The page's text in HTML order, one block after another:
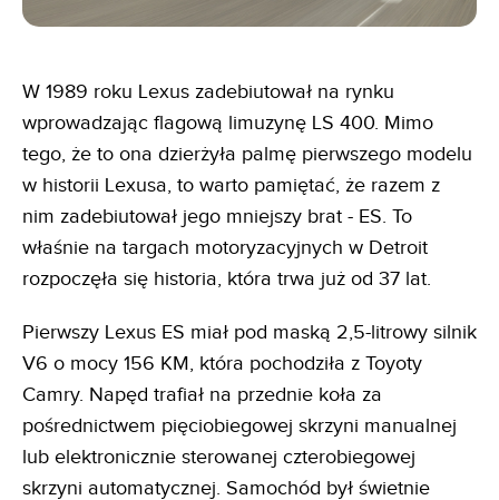
W 1989 roku Lexus zadebiutował na rynku
wprowadzając flagową limuzynę LS 400. Mimo
tego, że to ona dzierżyła palmę pierwszego modelu
w historii Lexusa, to warto pamiętać, że razem z
nim zadebiutował jego mniejszy brat - ES. To
właśnie na targach motoryzacyjnych w Detroit
rozpoczęła się historia, która trwa już od 37 lat.
Pierwszy Lexus ES miał pod maską 2,5-litrowy silnik
V6 o mocy 156 KM, która pochodziła z Toyoty
Camry. Napęd trafiał na przednie koła za
pośrednictwem pięciobiegowej skrzyni manualnej
lub elektronicznie sterowanej czterobiegowej
skrzyni automatycznej. Samochód był świetnie